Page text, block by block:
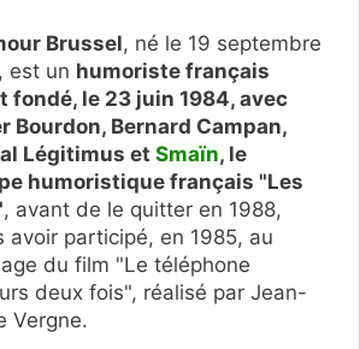
Brussel, né le 19 septembre
est un humoriste français
fondé, le 23 juin 1984, avec
Bourdon, Bernard Campan,
Légitimus et Smaïn, le
humoristique français "Les
, avant de le quitter en 1988,
avoir participé, en 1985, au
du film "Le téléphone
deux fois", réalisé par Jean-
Vergne.